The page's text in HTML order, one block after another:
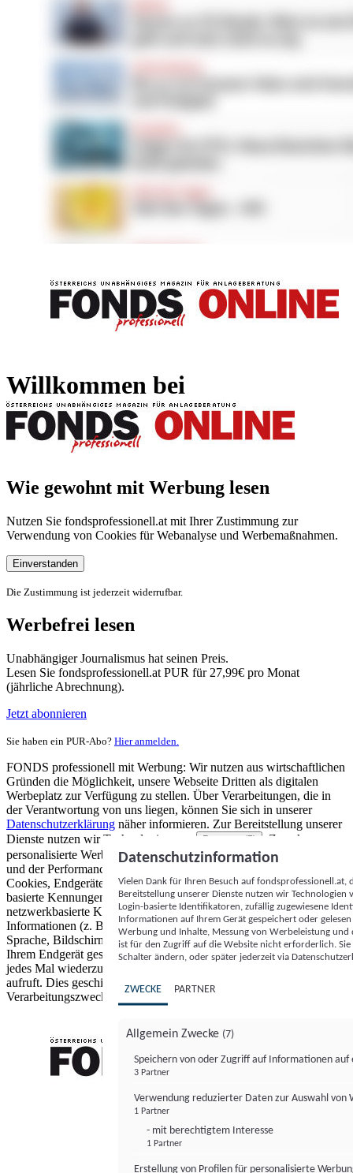
Willkommen bei
Wie gewohnt mit Werbung lesen
Nutzen Sie fondsprofessionell.at mit Ihrer Zustimmung zur
Verwendung von Cookies für Webanalyse und Werbemaßnahmen.
Einverstanden
Die Zustimmung ist jederzeit widerrufbar.
Werbefrei lesen
Unabhängiger Journalismus hat seinen Preis.
Lesen Sie fondsprofessionell.at PUR für 27,99€ pro Monat
(jährliche Abrechnung).
Jetzt abonnieren
Sie haben ein PUR-Abo? Hier anmelden.
FONDS professionell mit Werbung: Wir nutzen aus wirtschaftlichen
Gründen die Möglichkeit, unsere Webseite Dritten als digitalen
Werbeplatz zur Verfügung zu stellen. Über Verarbeitungen, die in
der Verantwortung von uns liegen, können Sie sich in unserer
Datenschutzerklärung näher informieren. Zur Bereitstellung unserer
Dienste nutzen wir Technologien von
Partnern (5)
. Zwecke:
personalisierte Werbung und Inhalte, Messung von Werbeleistung
und der Performance von Inhalten sowie Zielgruppenforschung.
Cookies, Endgeräte- oder ähnliche Online-Kennungen (z. B. login-
basierte Kennungen, zufällig generierte Kennungen,
netzwerkbasierte Kennungen) können zusammen mit anderen
Informationen (z. B. Browsertyp und Browserinformationen,
Sprache, Bildschirmgröße, unterstützte Technologien usw.) auf
Ihrem Endgerät gespeichert oder von dort ausgelesen werden, um es
jedes Mal wiederzuerkennen, wenn es eine App oder einer Webseite
aufruft. Dies geschieht für einen oder mehrere der hier aufgeführten
Verarbeitungszwecke.
Datenschutzinformation
Vielen Dank für Ihren Besuch auf
Bereitstellung unserer Dienste nutzen wir Technologien
Login-basierte Identifikatoren, zufällig zugewiesene
Informationen auf Ihrem Gerät gespeichert oder
Werbung und Inhalte, Messung von Werbeleistung
ist für den Zugriff auf die Website nicht erforderlich.
Schalter ändern, oder später jederzeit via
ZWECKE PARTNER
Allgemein Zwecke (7)
Speichern von oder Zugriff auf Informationen auf
3 Partner
Verwendung reduzierter Daten zur Auswahl von
1 Partner
- mit berechtigtem Interesse
1 Partner
Erstellung von Profilen für personalisierte
FONDS professionell